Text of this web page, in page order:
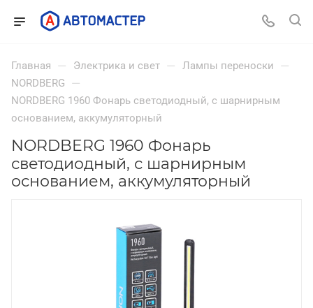
Главная — Электрика и свет — Лампы переноски —
NORDBERG —
NORDBERG 1960 Фонарь светодиодный, с шарнирным
основанием, аккумуляторный
NORDBERG 1960 Фонарь
светодиодный, с шарнирным
основанием, аккумуляторный